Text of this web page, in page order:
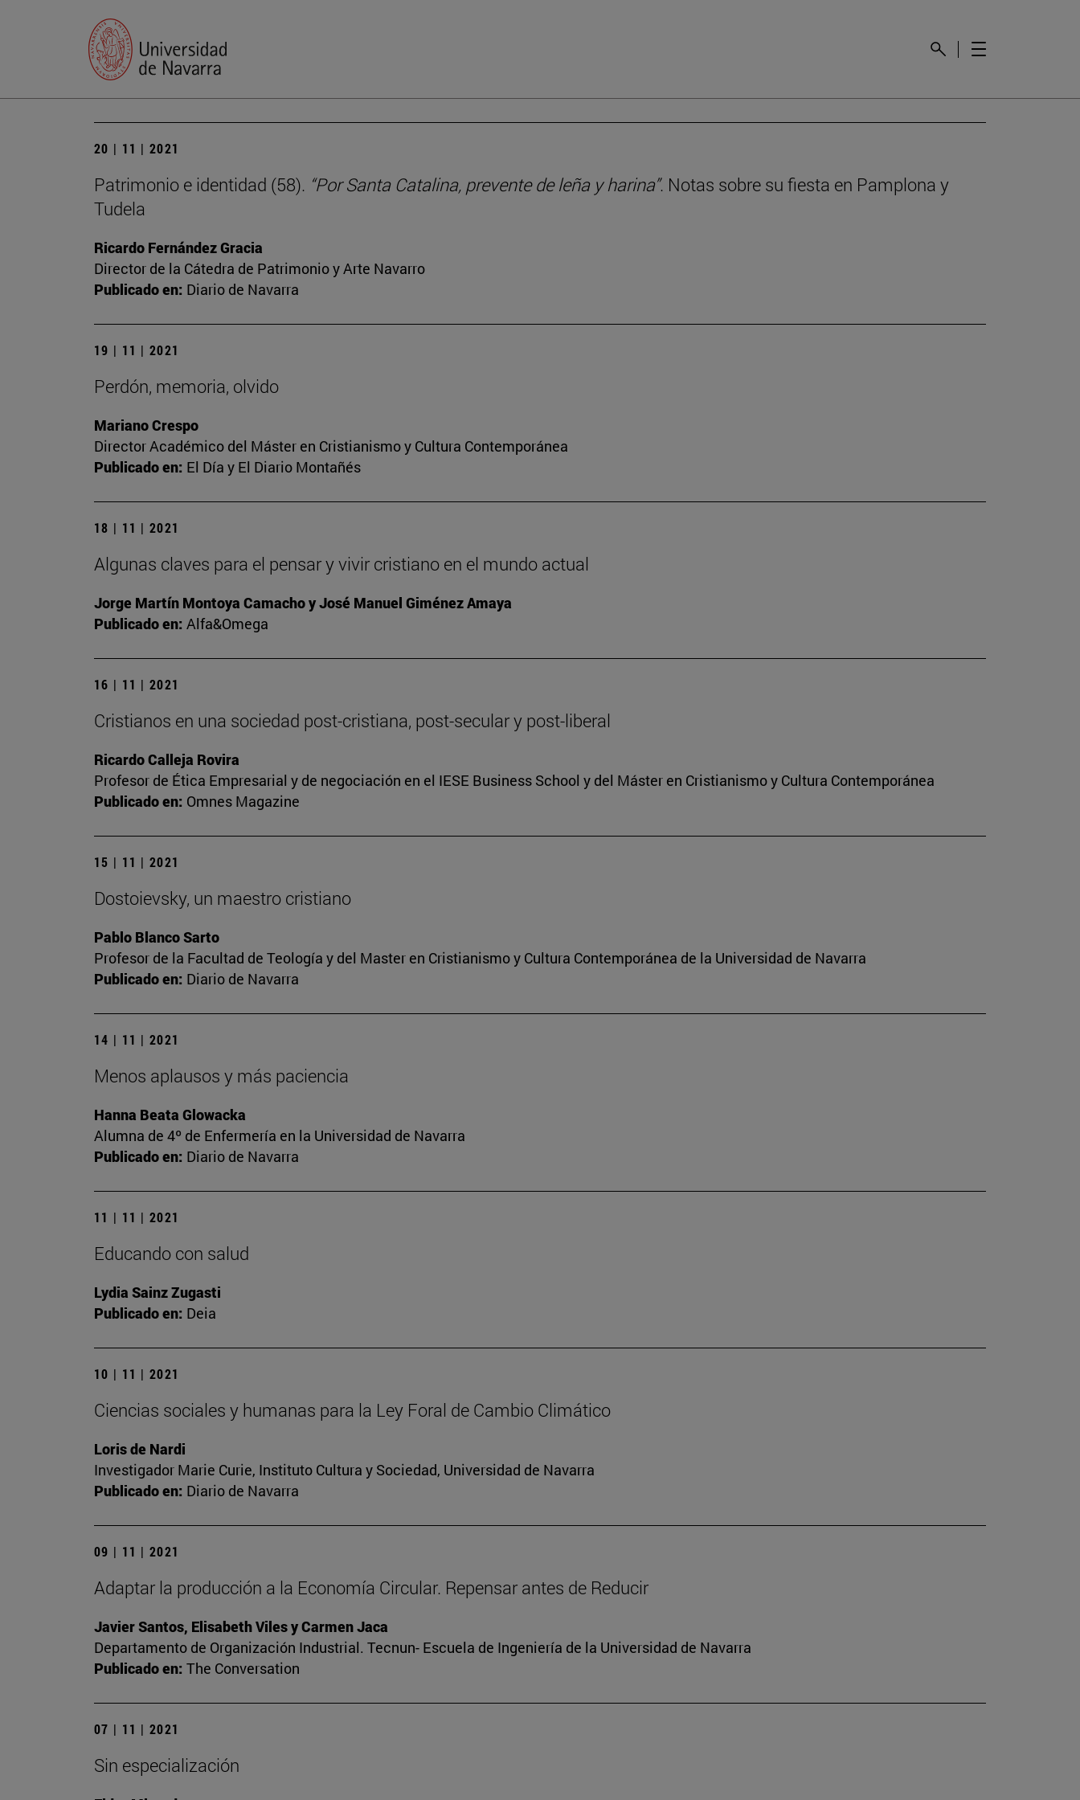
20 | 11 | 2021
Patrimonio e identidad (58). “Por Santa Catalina, prevente de leña y harina”. Notas sobre su fiesta en Pamplona y
Tudela
Ricardo Fernández Gracia
Director de la Cátedra de Patrimonio y Arte Navarro
Publicado en: Diario de Navarra
19 | 11 | 2021
Perdón, memoria, olvido
Mariano Crespo
Director Académico del Máster en Cristianismo y Cultura Contemporánea
Publicado en: El Día y El Diario Montañés
18 | 11 | 2021
Algunas claves para el pensar y vivir cristiano en el mundo actual
Jorge Martín Montoya Camacho y José Manuel Giménez Amaya
Publicado en: Alfa&Omega
16 | 11 | 2021
Cristianos en una sociedad post-cristiana, post-secular y post-liberal
Ricardo Calleja Rovira
Profesor de Ética Empresarial y de negociación en el IESE Business School y del Máster en Cristianismo y Cultura Contemporánea
Publicado en: Omnes Magazine
15 | 11 | 2021
Dostoievsky, un maestro cristiano
Pablo Blanco Sarto
Profesor de la Facultad de Teología y del Master en Cristianismo y Cultura Contemporánea de la Universidad de Navarra
Publicado en: Diario de Navarra
14 | 11 | 2021
Menos aplausos y más paciencia
Hanna Beata Glowacka
Alumna de 4º de Enfermería en la Universidad de Navarra
Publicado en: Diario de Navarra
11 | 11 | 2021
Educando con salud
Lydia Sainz Zugasti
Publicado en: Deia
10 | 11 | 2021
Ciencias sociales y humanas para la Ley Foral de Cambio Climático
Loris de Nardi
Investigador Marie Curie, Instituto Cultura y Sociedad, Universidad de Navarra
Publicado en: Diario de Navarra
09 | 11 | 2021
Adaptar la producción a la Economía Circular. Repensar antes de Reducir
Javier Santos, Elisabeth Viles y Carmen Jaca
Departamento de Organización Industrial. Tecnun- Escuela de Ingeniería de la Universidad de Navarra
Publicado en: The Conversation
07 | 11 | 2021
Sin especialización